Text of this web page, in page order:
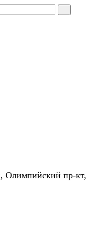
Олимпийский пр-кт,